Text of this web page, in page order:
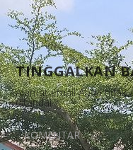
TINGGALKAN
Alamat email Anda tidak
ditandai*